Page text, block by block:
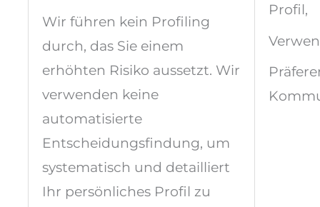
Wir führen kein Profiling
durch, das Sie einem
erhöhten Risiko aussetzt. Wir
verwenden keine
automatisierte
Entscheidungsfindung, um
systematisch und detailliert
Ihr persönliches Profil zu
Profil,